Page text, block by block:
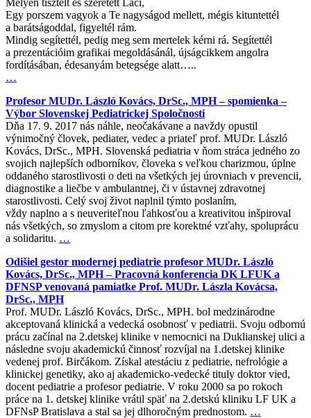
Egy porszem vagyok a Te nagyságod mellett, mégis kituntettél
a barátságoddal, figyeltél rám.
Mindig segítettél, pedig meg sem mertelek kérni rá. Segítettél
a prezentációim grafikai megoldásánál, újságcikkem angolra
fordításában, édesanyám betegsége alatt…..
…
Profesor MUDr. László Kovács, DrSc., MPH – spomienka –
Výbor Slovenskej Pediatrickej Spoločnosti
Dňa 17. 9. 2017 nás náhle, neočakávane a navždy opustil
výnimočný človek, pediater, vedec a priateľ prof. MUDr. László
Kovács, DrSc., MPH. Slovenská pediatria v ňom stráca jedného zo
svojich najlepších odborníkov, človeka s veľkou charizmou, úplne
oddaného starostlivosti o deti na všetkých jej úrovniach v prevencii,
diagnostike a liečbe v ambulantnej, či v ústavnej zdravotnej
starostlivosti. Celý svoj život naplnil týmto poslaním,
vždy naplno a s neuveriteľnou ľahkosťou a kreativitou inšpiroval
nás všetkých, so zmyslom a citom pre korektné vzťahy, spoluprácu
a solidaritu. …
Odišiel gestor modernej pediatrie profesor MUDr. László
Kovács, DrSc., MPH – Pracovná konferencia DK LFUK a
DFNSP venovaná pamiatke Prof. MUDr. Lászla Kovácsa,
DrSc., MPH
Prof. MUDr. László Kovács, DrSc., MPH. bol medzinárodne
akceptovaná klinická a vedecká osobnosť v pediatrii. Svoju odbornú
prácu začínal na 2.detskej klinike v nemocnici na Duklianskej ulici a
následne svoju akademickú činnosť rozvíjal na 1.detskej klinike
vedenej prof. Birčákom. Získal atestáciu z pediatrie, nefrológie a
klinickej genetiky, ako aj akademicko-vedecké tituly doktor vied,
docent pediatrie a profesor pediatrie. V roku 2000 sa po rokoch
práce na 1. detskej klinike vrátil späť na 2.detskú kliniku LF UK a
DFNsP Bratislava a stal sa jej dlhoročným prednostom. …